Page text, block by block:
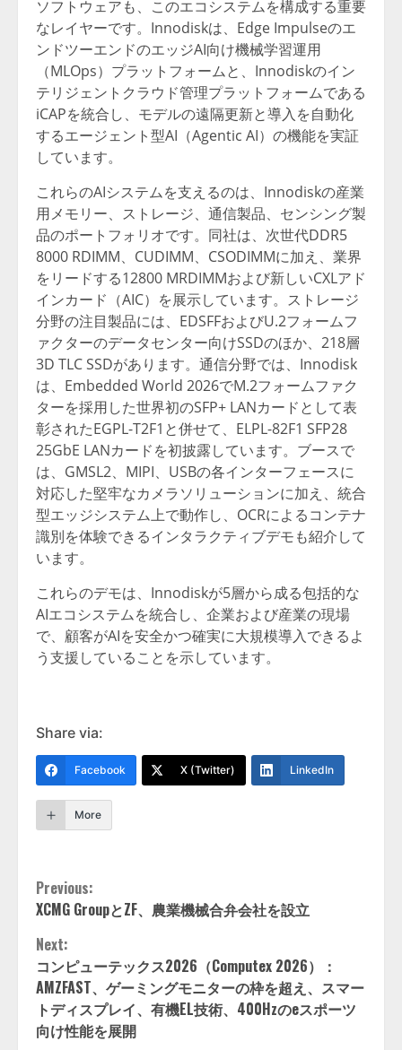
ソフトウェアも、このエコシステムを構成する重要
なレイヤーです。Innodiskは、Edge Impulseのエ
ンドツーエンドのエッジAI向け機械学習運用
（MLOps）プラットフォームと、Innodiskのイン
テリジェントクラウド管理プラットフォームである
iCAPを統合し、モデルの遠隔更新と導入を自動化
するエージェント型AI（Agentic AI）の機能を実証
しています。
これらのAIシステムを支えるのは、Innodiskの産業
用メモリー、ストレージ、通信製品、センシング製
品のポートフォリオです。同社は、次世代DDR5
8000 RDIMM、CUDIMM、CSODIMMに加え、業界
をリードする12800 MRDIMMおよび新しいCXLアド
インカード（AIC）を展示しています。ストレージ
分野の注目製品には、EDSFFおよびU.2フォームフ
ァクターのデータセンター向けSSDのほか、218層
3D TLC SSDがあります。通信分野では、Innodisk
は、Embedded World 2026でM.2フォームファク
ターを採用した世界初のSFP+ LANカードとして表
彰されたEGPL-T2F1と併せて、ELPL-82F1 SFP28
25GbE LANカードを初披露しています。ブースで
は、GMSL2、MIPI、USBの各インターフェースに
対応した堅牢なカメラソリューションに加え、統合
型エッジシステム上で動作し、OCRによるコンテナ
識別を体験できるインタラクティブデモも紹介して
います。
これらのデモは、Innodiskが5層から成る包括的な
AIエコシステムを統合し、企業および産業の現場
で、顧客がAIを安全かつ確実に大規模導入できるよ
う支援していることを示しています。
Share via:
Facebook X (Twitter) LinkedIn
More
Continue
Reading
Previous:
XCMG GroupとZF、農業機械合弁会社を設立
Next:
コンピューテックス2026（Computex 2026）：
AMZFAST、ゲーミングモニターの枠を超え、スマー
トディスプレイ、有機EL技術、400Hzのeスポーツ
向け性能を展開